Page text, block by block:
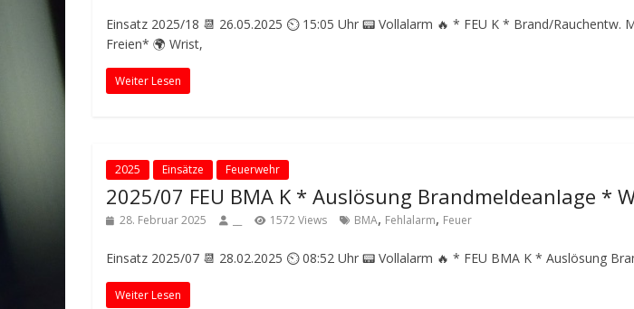
Einsatz 2025/18 📆 26.05.2025 ⏲ 15:05 Uhr 📟 Vollalarm 🔥 * FEU K * Brand/Rauchentw.
Freien* 🌍 Wrist,
Weiter Lesen
2025 Einsätze Feuerwehr
2025/07 FEU BMA K * Auslösung Brandmeldeanlage *
28. Februar 2025 1572 Views BMA, Fehlalarm, Feuer
Einsatz 2025/07 📆 28.02.2025 ⏲ 08:52 Uhr 📟 Vollalarm 🔥 * FEU BMA K * Auslösung
Weiter Lesen